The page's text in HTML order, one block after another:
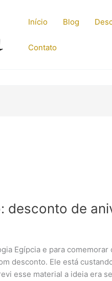
Início Blog
Contato
desconto de
Egípcia e para comemorar
desconto. Ele está
esse material a ideia era